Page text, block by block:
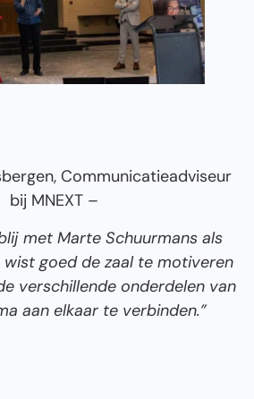
Communicatieadviseur
bij MNEXT –
met Marte Schuurmans als
goed de zaal te motiveren
verschillende onderdelen van
aan elkaar te verbinden.”